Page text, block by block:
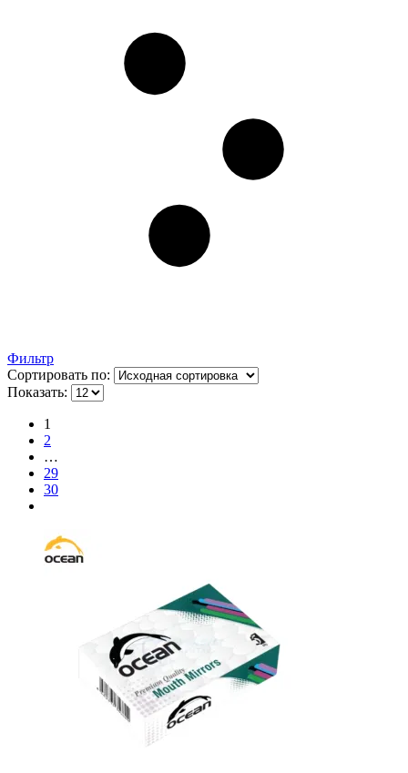
Фильтр
Сортировать по:
Показать:
1
2
…
29
30